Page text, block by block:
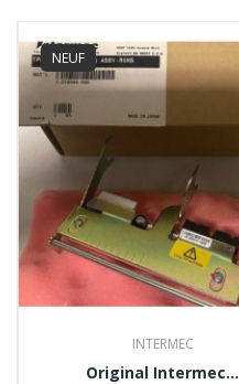
NEUF
INTERMEC
Original Intermec...